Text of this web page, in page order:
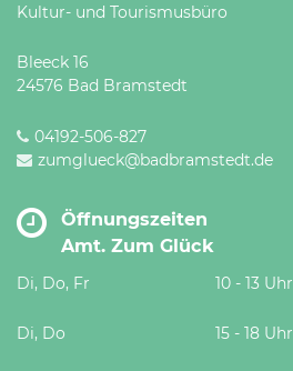
Kultur- und Tourismusbüro
Bleeck 16
24576 Bad Bramstedt
04192-506-827
zumglueck@badbramstedt.de
Öffnungszeiten
Amt. Zum Glück
Di, Do, Fr 10 - 13 Uhr
Di, Do 15 - 18 Uhr